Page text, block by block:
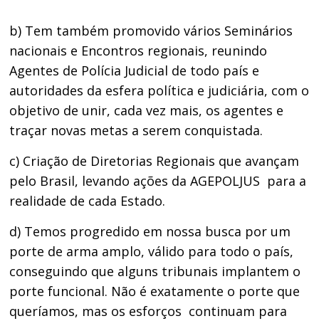
b) Tem também promovido vários Seminários
nacionais e Encontros regionais, reunindo
Agentes de Polícia Judicial de todo país e
autoridades da esfera política e judiciária, com o
objetivo de unir, cada vez mais, os agentes e
traçar novas metas a serem conquistada.
c) Criação de Diretorias Regionais que avançam
pelo Brasil, levando ações da AGEPOLJUS para a
realidade de cada Estado.
d) Temos progredido em nossa busca por um
porte de arma amplo, válido para todo o país,
conseguindo que alguns tribunais implantem o
porte funcional. Não é exatamente o porte que
queríamos, mas os esforços continuam para